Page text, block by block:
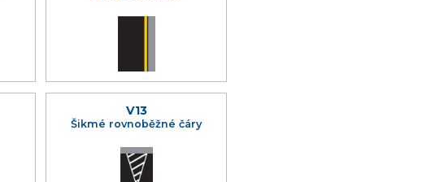
V13
Šikmé rovnoběžné čáry